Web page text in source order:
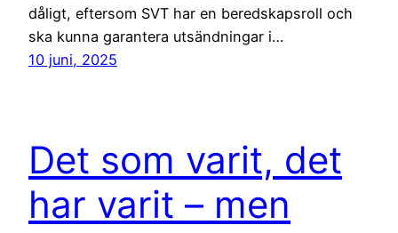
dåligt, eftersom SVT har en beredskapsroll och
ska kunna garantera utsändningar i…
10 juni, 2025
Det som varit, det
har varit – men